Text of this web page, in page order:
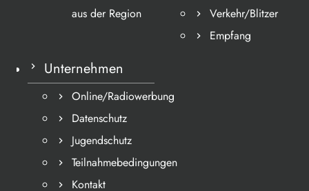
aus der Region
Verkehr/Blitzer
Empfang
Unternehmen
Online/Radiowerbung
Datenschutz
Jugendschutz
Teilnahmebedingungen
Kontakt